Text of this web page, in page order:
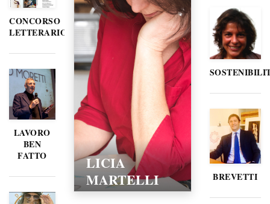
CONCORSO
LETTERARIO
LAVORO
BEN
FATTO
LICIA
MARTELLI
BREVETTI